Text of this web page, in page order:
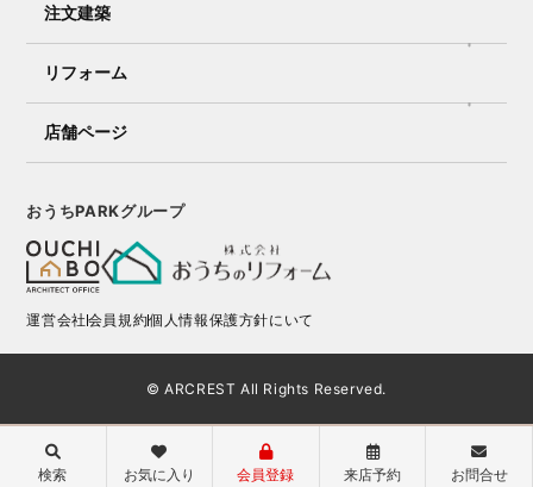
注文建築
リフォーム
店舗ページ
おうちPARKグループ
運営会社会員規約個人情報保護方針にいて
© ARCREST All Rights Reserved.
検索 お気に入り 会員登録 来店予約 お問合せ